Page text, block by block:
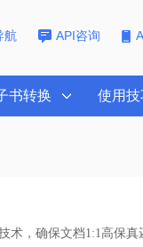
航 API咨询
书转换 使用技
术，确保文档1:1高保真